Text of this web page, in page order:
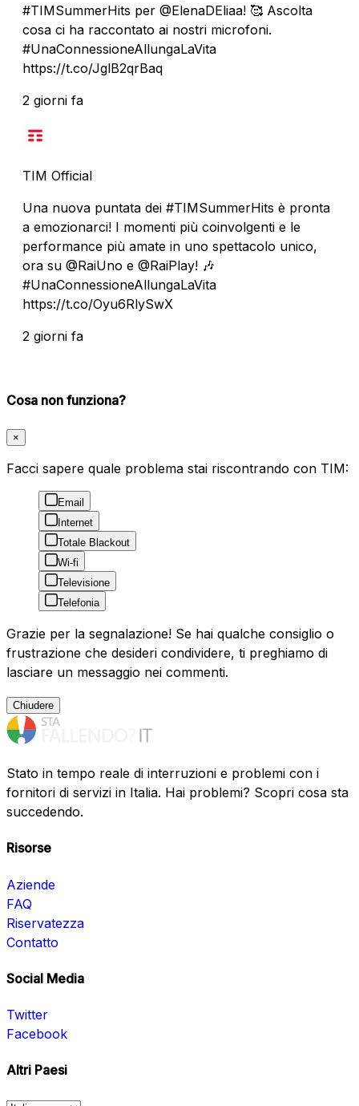
#TIMSummerHits per @ElenaDEliaa! 🥰 Ascolta
cosa ci ha raccontato ai nostri microfoni.
#UnaConnessioneAllungaLaVita
https://t.co/JglB2qrBaq
2 giorni fa
TIM Official
Una nuova puntata dei #TIMSummerHits è pronta
a emozionarci! I momenti più coinvolgenti e le
performance più amate in uno spettacolo unico,
ora su @RaiUno e @RaiPlay! 🎶
#UnaConnessioneAllungaLaVita
https://t.co/Oyu6RlySwX
2 giorni fa
Cosa non funziona?
×
Facci sapere quale problema stai riscontrando con TIM:
Email
Internet
Totale Blackout
Wi-fi
Televisione
Telefonia
Grazie per la segnalazione! Se hai qualche consiglio o
frustrazione che desideri condividere, ti preghiamo di
lasciare un messaggio nei commenti.
Chiudere
Stato in tempo reale di interruzioni e problemi con i
fornitori di servizi in Italia. Hai problemi? Scopri cosa sta
succedendo.
Risorse
Aziende
FAQ
Riservatezza
Contatto
Social Media
Twitter
Facebook
Altri Paesi